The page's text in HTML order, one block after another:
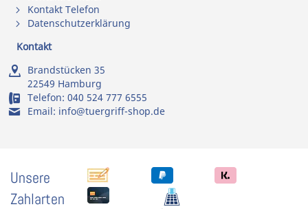
Kontakt Telefon
Datenschutzerklärung
Kontakt
Brandstücken 35
22549 Hamburg
Telefon: 040 524 777 6555
Email: info@tuergriff-shop.de
Unsere
Zahlarten